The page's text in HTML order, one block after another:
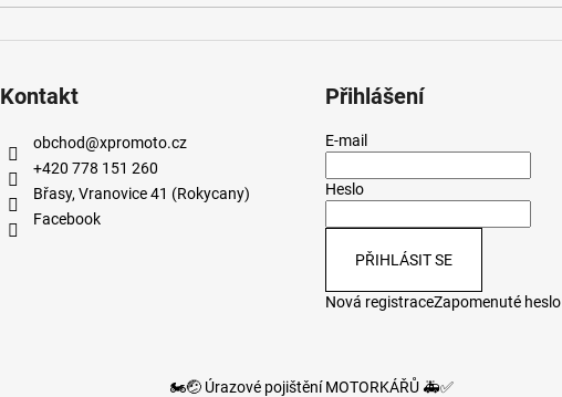
Kontakt
obchod@xpromoto.cz
+420 778 151 260
Břasy, Vranovice 41 (Rokycany)
Facebook
Přihlášení
E-mail
Heslo
PŘIHLÁSIT SE
Nová registraceZapomenuté heslo
🏍️🤕 Úrazové pojištění MOTORKÁŘŮ 🚑✅